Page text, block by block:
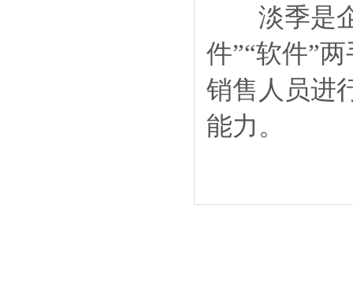
淡季是企
件”“软件”
销售人员进
能力。